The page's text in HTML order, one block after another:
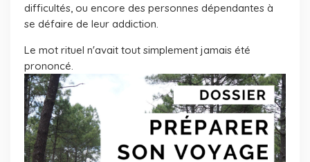
difficultés, ou encore des personnes dépendantes à
se défaire de leur addiction.
Le mot rituel n'avait tout simplement jamais été
prononcé.